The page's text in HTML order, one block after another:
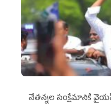
నేతన్నల సంక్షేమానికి